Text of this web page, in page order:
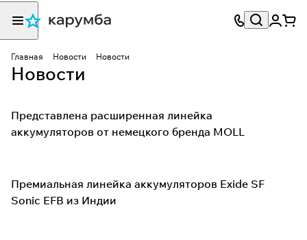
Главная Новости Новости
Новости
Представлена расширенная линейка
аккумуляторов от немецкого бренда MOLL
Премиальная линейка аккумуляторов Exide SF
Sonic EFB из Индии